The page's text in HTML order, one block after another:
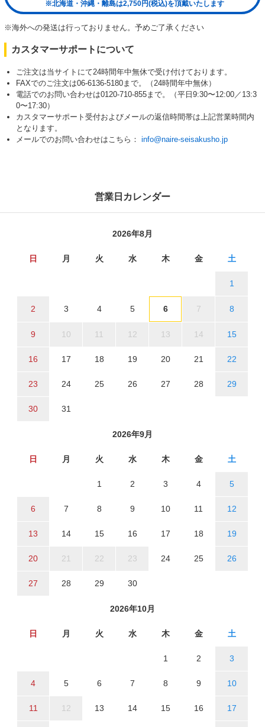
※北海道・沖縄・離島は2,750円(税込)を頂戴いたします
※海外への発送は行っておりません。予めご了承ください
カスタマーサポートについて
ご注文は当サイトにて24時間年中無休で受け付けております。
FAXでのご注文は06-6136-5180まで。（24時間年中無休）
電話でのお問い合わせは0120-710-855まで。（平日9:30〜12:00／13:3
0〜17:30）
カスタマーサポート受付およびメールの返信時間帯は上記営業時間内
となります。
メールでのお問い合わせはこちら： info@naire-seisakusho.jp
営業日カレンダー
2026年8月
日 月 火 水 木 金 土
1
2 3 4 5 6 7 8
9 10 11 12 13 14 15
16 17 18 19 20 21 22
23 24 25 26 27 28 29
30 31
2026年9月
日 月 火 水 木 金 土
1 2 3 4 5
6 7 8 9 10 11 12
13 14 15 16 17 18 19
20 21 22 23 24 25 26
27 28 29 30
2026年10月
日 月 火 水 木 金 土
1 2 3
4 5 6 7 8 9 10
11 12 13 14 15 16 17